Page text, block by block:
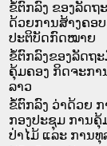
ຂໍ້ຕົກລົງ ຂອງລັດຖ
ດ້ວຍການສ້າງຄອ
ປະຕິບັດກົດໝາຍ
ຂໍ້ຕົກລົງຂອງລັດຖ
ຄຸ້ມຄອງ ກິດຈະກາ
ລາວ
ຂໍ້ຕົກລົງ ວ່າດ້ວຍ
ກອງປະຊຸມ ການຄຸ້
ປ່າໄມ້ ແລະ ການ